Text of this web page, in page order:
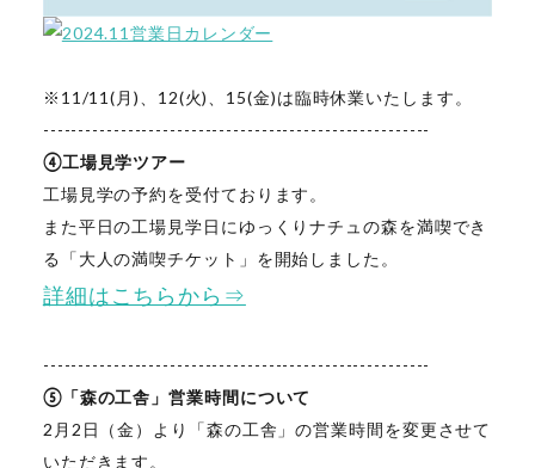
※11/11(月)、12(火)、15(金)は臨時休業いたします。
-------------------------------------------------------
④工場見学ツアー
工場見学の予約を受付ております。
また平日の工場見学日にゆっくりナチュの森を満喫でき
る「大人の満喫チケット」を開始しました。
詳細はこちらから⇒
-------------------------------------------------------
⑤「森の工舎」営業時間について
2月2日（金）より「森の工舎」の営業時間を変更させて
いただきます。